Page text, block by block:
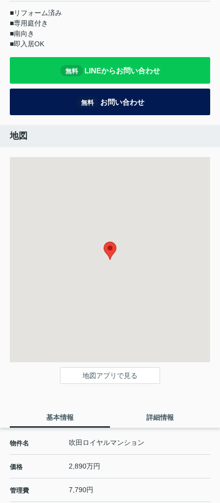
■リフォーム済み
■専用庭付き
■南向き
■即入居OK
無料 LINEからお問い合わせ
無料 お問い合わせ
地図
地図アプリで見る
基本情報 詳細情報
物件名 吹田ロイヤルマンション
価格 2,890万円
管理費 7,790円